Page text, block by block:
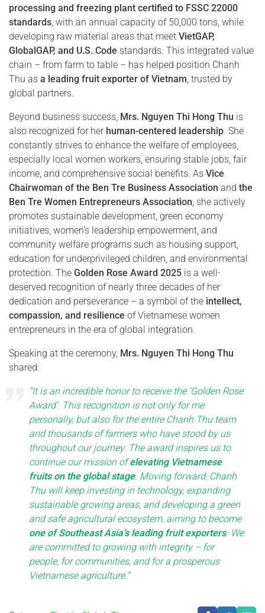
processing and freezing plant certified to FSSC 22000
standards , with an annual capacity of 50,000 tons, while
developing raw material areas that meet VietGAP,
GlobalGAP, and U.S. Code standards. This integrated value
chain – from farm to table – has helped position Chanh
Thu as a leading fruit exporter of Vietnam , trusted by
global partners.
Beyond business success, Mrs. Nguyen Thi Hong Thu is
also recognized for her human-centered leadership. She
constantly strives to enhance the welfare of employees,
especially local women workers, ensuring stable jobs, fair
income, and comprehensive social benefits. As Vice
Chairwoman of the Ben Tre Business Association and the
Ben Tre Women Entrepreneurs Association , she actively
promotes sustainable development, green economy
initiatives, women’s leadership empowerment, and
community welfare programs such as housing support,
education for underprivileged children, and environmental
protection. The Golden Rose Award 2025 is a well-
deserved recognition of nearly three decades of her
dedication and perseverance – a symbol of the intellect,
compassion, and resilience of Vietnamese women
entrepreneurs in the era of global integration.
Speaking at the ceremony, Mrs. Nguyen Thi Hong Thu
shared:
“It is an incredible honor to receive the ‘Golden Rose
Award’. This recognition is not only for me
personally, but also for the entire Chanh Thu team
and thousands of farmers who have stood by us
throughout our journey. The award inspires us to
continue our mission ofelevating Vietnamese
fruits on the global stage. Moving forward, Chanh
Thu will keep investing in technology, expanding
sustainable growing areas, and developing a green
and safe agricultural ecosystem, aiming to become
one of Southeast Asia’s leading fruit exporters. We
are committed to growing with integrity – for
people, for communities, and for a prosperous
Vietnamese agriculture.”